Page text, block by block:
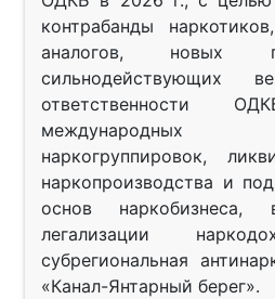
контрабанды
аналогов, новых
сильнодействующих
ответственности
международных
наркогруппировок,
наркопроизводства и
основ наркобизнеса,
легализации
субрегиональная
«Канал-Янтарный берег».